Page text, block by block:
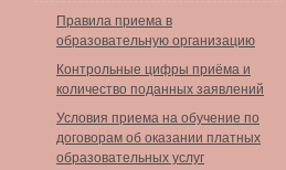
Правила приема в
образовательную организацию
Контрольные цифры приёма и
количество поданных заявлений
Условия приема на обучение по
договорам об оказании платных
образовательных услуг